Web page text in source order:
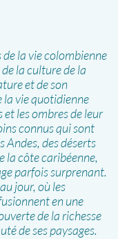
la vie colombienne
la culture de la
et de son
la vie quotidienne
les ombres de leur
connus qui sont
Andes, des déserts
la côte caribéenne,
parfois surprenant.
jour, où les
en une
de la richesse
de ses paysages.